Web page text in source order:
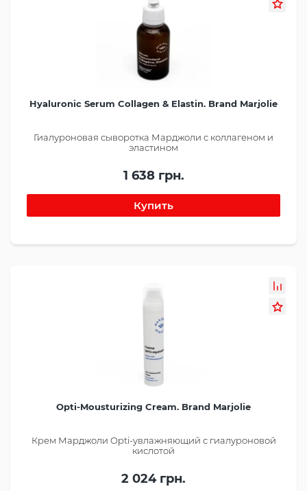
Hyaluronic Serum Collagen & Elastin. Brand Marjolie
Гиалуроновая сыворотка Марджоли с коллагеном и
эластином
1 638 грн.
Opti-Mousturizing Cream. Brand Marjolie
Крем Марджоли Opti-увлажняющий с гиалуроновой
кислотой
2 024 грн.